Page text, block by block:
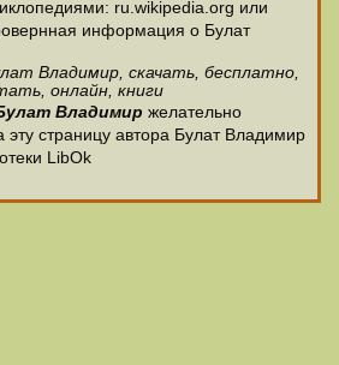
ru.wikipedia.org или
информация о Булат
Владимир, скачать, бесплатно,
онлайн, книги
Владимир желательно
эту страницу автора Булат Владимир
LibOk